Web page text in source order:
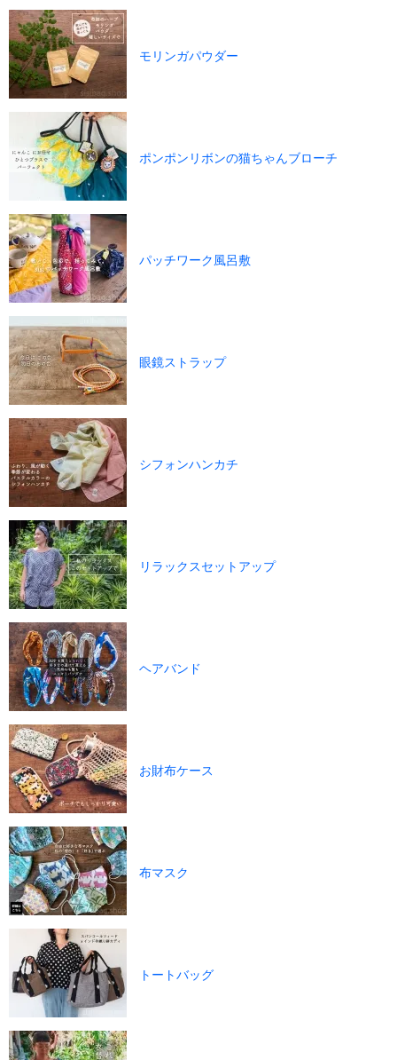
モリンガパウダー
ポンポンリボンの猫ちゃんブローチ
パッチワーク風呂敷
眼鏡ストラップ
シフォンハンカチ
リラックスセットアップ
ヘアバンド
お財布ケース
布マスク
トートバッグ